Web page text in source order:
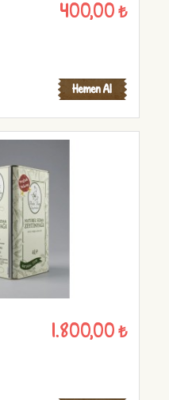
400,00 ₺
1.800,00 ₺